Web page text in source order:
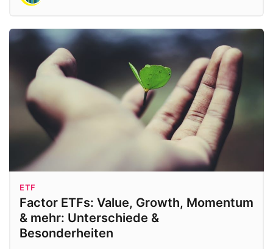
ETF
Factor ETFs: Value, Growth, Momentum
& mehr: Unterschiede &
Besonderheiten